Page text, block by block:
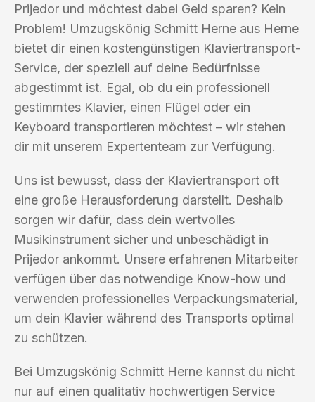
Prijedor und möchtest dabei Geld sparen? Kein
Problem! Umzugskönig Schmitt Herne aus Herne
bietet dir einen kostengünstigen Klaviertransport-
Service, der speziell auf deine Bedürfnisse
abgestimmt ist. Egal, ob du ein professionell
gestimmtes Klavier, einen Flügel oder ein
Keyboard transportieren möchtest – wir stehen
dir mit unserem Expertenteam zur Verfügung.
Uns ist bewusst, dass der Klaviertransport oft
eine große Herausforderung darstellt. Deshalb
sorgen wir dafür, dass dein wertvolles
Musikinstrument sicher und unbeschädigt in
Prijedor ankommt. Unsere erfahrenen Mitarbeiter
verfügen über das notwendige Know-how und
verwenden professionelles Verpackungsmaterial,
um dein Klavier während des Transports optimal
zu schützen.
Bei Umzugskönig Schmitt Herne kannst du nicht
nur auf einen qualitativ hochwertigen Service